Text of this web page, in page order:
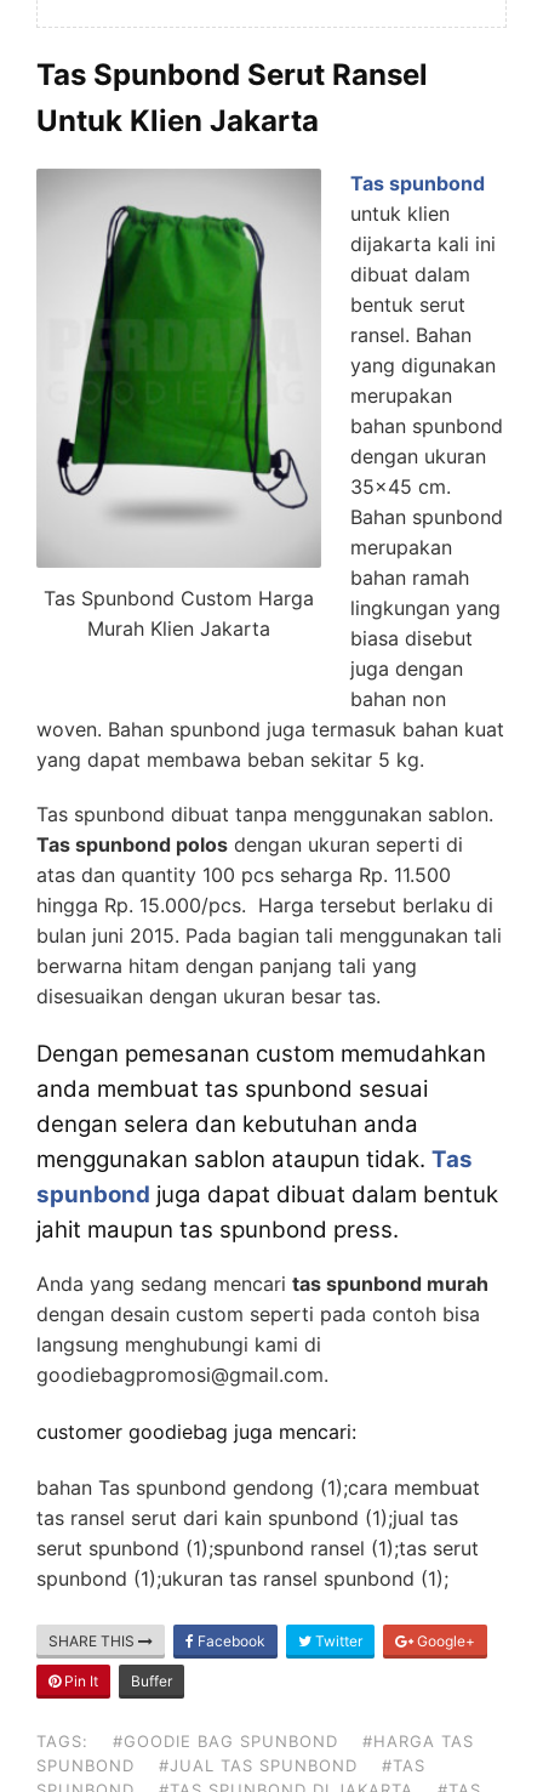
Tas Spunbond Serut Ransel
Untuk Klien Jakarta
Tas Spunbond Custom Harga
Murah Klien Jakarta
Tas spunbond
untuk klien
dijakarta kali ini
dibuat dalam
bentuk serut
ransel. Bahan
yang digunakan
merupakan
bahan spunbond
dengan ukuran
35×45 cm.
Bahan spunbond
merupakan
bahan ramah
lingkungan yang
biasa disebut
juga dengan
bahan non
woven. Bahan spunbond juga termasuk bahan kuat
yang dapat membawa beban sekitar 5 kg.
Tas spunbond dibuat tanpa menggunakan sablon.
Tas spunbond polos dengan ukuran seperti di
atas dan quantity 100 pcs seharga Rp. 11.500
hingga Rp. 15.000/pcs. Harga tersebut berlaku di
bulan juni 2015. Pada bagian tali menggunakan tali
berwarna hitam dengan panjang tali yang
disesuaikan dengan ukuran besar tas.
Dengan pemesanan custom memudahkan
anda membuat tas spunbond sesuai
dengan selera dan kebutuhan anda
menggunakan sablon ataupun tidak. Tas
spunbond juga dapat dibuat dalam bentuk
jahit maupun tas spunbond press.
Anda yang sedang mencari tas spunbond murah
dengan desain custom seperti pada contoh bisa
langsung menghubungi kami di
goodiebagpromosi@gmail.com.
customer goodiebag juga mencari:
bahan Tas spunbond gendong (1);cara membuat
tas ransel serut dari kain spunbond (1);jual tas
serut spunbond (1);spunbond ransel (1);tas serut
spunbond (1);ukuran tas ransel spunbond (1);
SHARE THIS Facebook Twitter Google+
Pin It Buffer
TAGS: #GOODIE BAG SPUNBOND
#HARGA TAS
SPUNBOND
#JUAL TAS SPUNBOND
#TAS